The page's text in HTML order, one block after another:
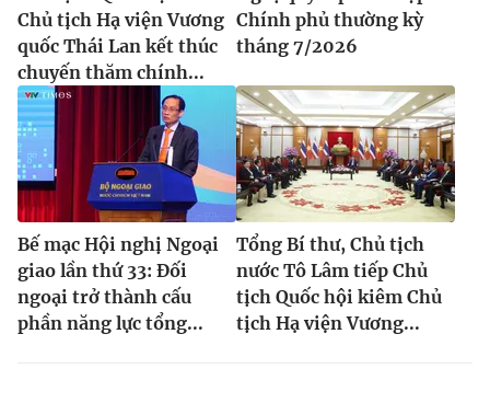
Chủ tịch Hạ viện Vương
quốc Thái Lan kết thúc
chuyến thăm chính...
Chính phủ thường kỳ
tháng 7/2026
Bế mạc Hội nghị Ngoại
giao lần thứ 33: Đối
ngoại trở thành cấu
phần năng lực tổng...
Tổng Bí thư, Chủ tịch
nước Tô Lâm tiếp Chủ
tịch Quốc hội kiêm Chủ
tịch Hạ viện Vương...